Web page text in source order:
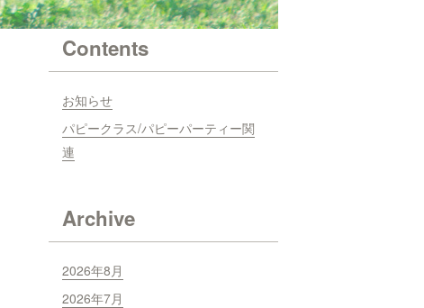
Contents
お知らせ
パピークラス/パピーパーティー関
連
Archive
2026年8月
2026年7月